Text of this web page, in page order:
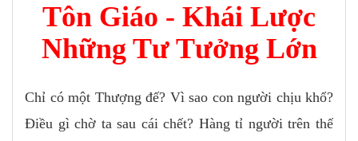
Tôn Giáo - Khái Lược
Những Tư Tưởng Lớn
Chỉ có một Thượng đế? Vì sao con người chịu khổ?
Điều gì chờ ta sau cái chết? Hàng tỉ người trên thế